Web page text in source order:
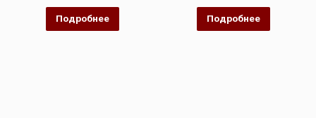
Оценка
из
Подробнее
Оценка
5.00
из 5
Подробнее